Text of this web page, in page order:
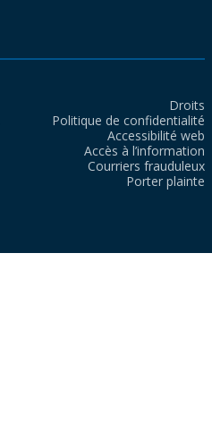
Droits
Politique de confidentialité
Accessibilité web
Accès à l’information
Courriers frauduleux
Porter plainte